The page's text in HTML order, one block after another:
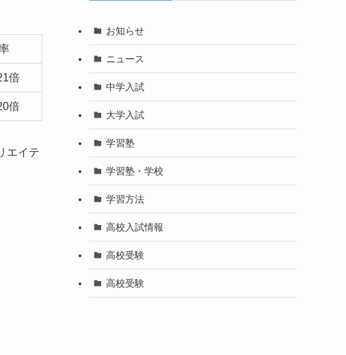
倍
倍
エイテ
お知らせ
ニュース
中学入試
大学入試
学習塾
学習塾・学校
学習方法
高校入試情報
高校受験
高校受験